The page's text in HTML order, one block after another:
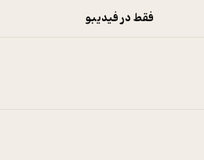
فقط در فیدیبو